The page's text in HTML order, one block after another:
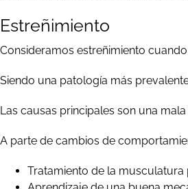
Estreñimiento
Consideramos estreñimiento
Siendo una patología más
Las causas principales son una
A parte de cambios de
Tratamiento de la musculatura